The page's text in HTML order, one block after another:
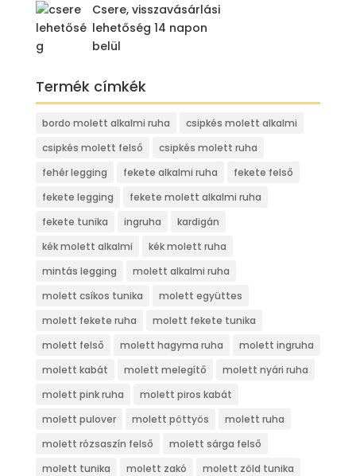
Csere, visszavásárlási
lehetőség 14 napon
belül
Termék címkék
bordo molett alkalmi ruha
csipkés molett alkalmi
csipkés molett felső
csipkés molett ruha
fehér legging
fekete alkalmi ruha
fekete felső
fekete legging
fekete molett alkalmi ruha
fekete tunika
ingruha
kardigán
kék molett alkalmi
kék molett ruha
mintás legging
molett alkalmi ruha
molett csíkos tunika
molett együttes
molett fekete ruha
molett fekete tunika
molett felső
molett hagyma ruha
molett ingruha
molett kabát
molett melegítő
molett nyári ruha
molett pink ruha
molett piros kabát
molett pulover
molett pöttyös
molett ruha
molett rózsaszín felső
molett sárga felső
molett tunika
molett zakó
molett zöld tunika